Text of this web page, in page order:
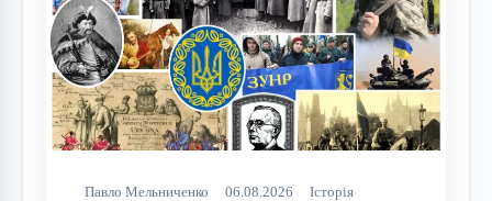
Павло Мельниченко 06.08.2026 Історія